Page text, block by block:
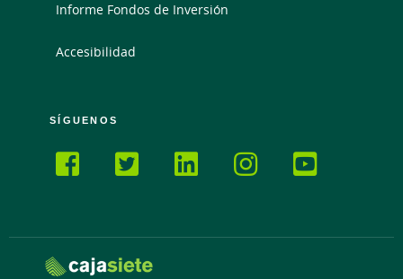
Informe Fondos de Inversión
Accesibilidad
SÍGUENOS